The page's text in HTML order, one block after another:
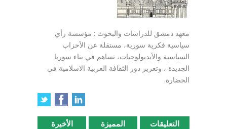
معهد دمشق للدراسات والبحوث : مؤسسة رأي
سياسية فكرية سورية، مستقلة عن الأحزاب
السياسية والأيديولوجيات، تساهم في بناء سوريا
الجديدة ، وتعزيز دور الثقافة العربية الاسلامية في
الحضارة.
الأخيرة المميزة التعليقات